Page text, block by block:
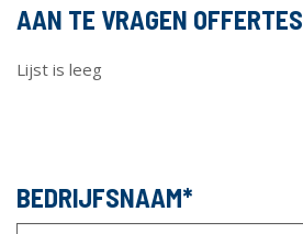
AAN TE VRAGEN OFFERTES
Lijst is leeg
BEDRIJFSNAAM